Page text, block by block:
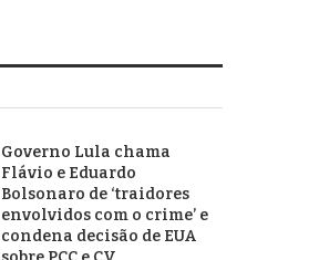
Governo Lula chama
Flávio e Eduardo
Bolsonaro de ‘traidores
envolvidos com o crime’ e
condena decisão de EUA